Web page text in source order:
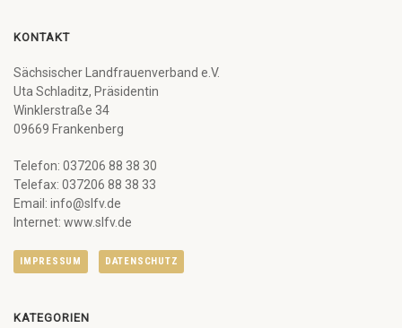
KONTAKT
Sächsischer Landfrauenverband e.V.
Uta Schladitz, Präsidentin
Winklerstraße 34
09669 Frankenberg
Telefon: 037206 88 38 30
Telefax: 037206 88 38 33
Email: info@slfv.de
Internet: www.slfv.de
IMPRESSUM DATENSCHUTZ
KATEGORIEN